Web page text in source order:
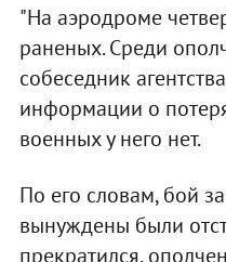
"На аэродроме
раненых. Среди
собеседник
информации о
военных у него нет.
По его словам, бой
вынуждены были
прекратился,